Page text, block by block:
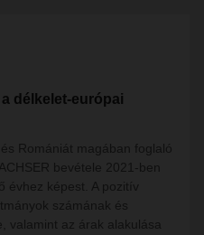
délkelet-európai
Romániát magában foglaló
bevétele 2021-ben
évhez képest. A pozitív
számának és
valamint az árak alakulása